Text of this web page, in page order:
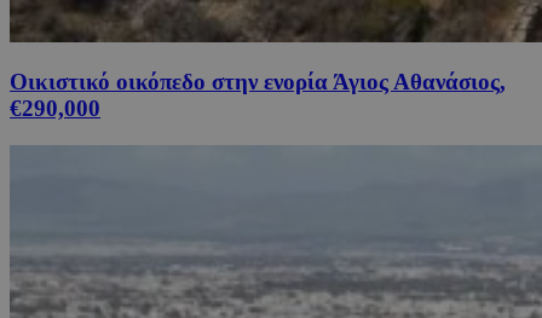
Οικιστικό οικόπεδο στην ενορία Άγιος Αθανάσιος,
€290,000